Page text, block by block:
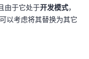
由于它处于开发模式，
以考虑将其替换为其它